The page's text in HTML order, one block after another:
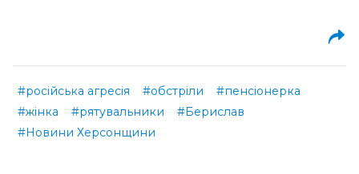
#російська агресія #обстріли
#пенсіонерка
#жінка
#рятувальники
#Берислав
#Новини Херсонщини